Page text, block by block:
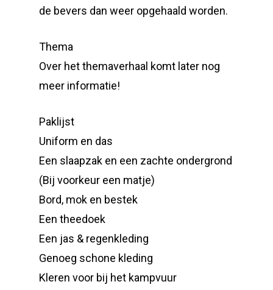
de bevers dan weer opgehaald worden.
Thema
Over het themaverhaal komt later nog
meer informatie!
Paklijst
Uniform en das
Een slaapzak en een zachte ondergrond
(Bij voorkeur een matje)
Bord, mok en bestek
Een theedoek
Een jas & regenkleding
Genoeg schone kleding
Kleren voor bij het kampvuur